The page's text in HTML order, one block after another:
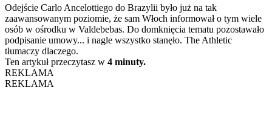
Odejście Carlo Ancelottiego do Brazylii było już na tak
zaawansowanym poziomie, że sam Włoch informował o tym wiele
osób w ośrodku w Valdebebas. Do domknięcia tematu pozostawało
podpisanie umowy... i nagle wszystko stanęło. The Athletic
tłumaczy dlaczego.
Ten artykuł przeczytasz w 4 minuty.
REKLAMA
REKLAMA